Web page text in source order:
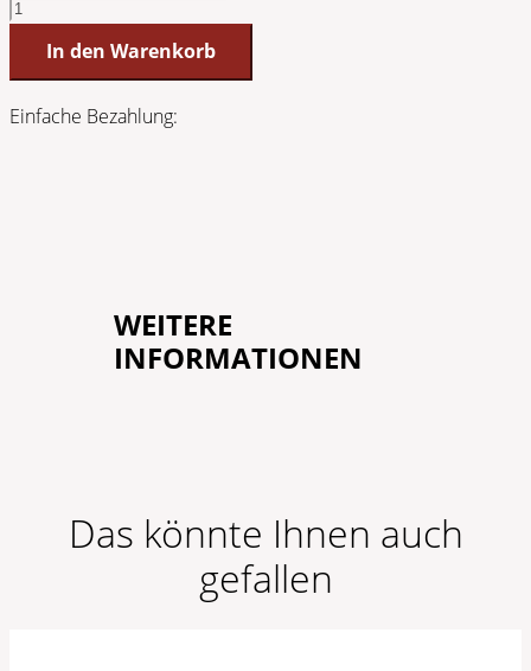
In den Warenkorb
Einfache Bezahlung:
WEITERE
INFORMATIONEN
Das könnte Ihnen auch
gefallen